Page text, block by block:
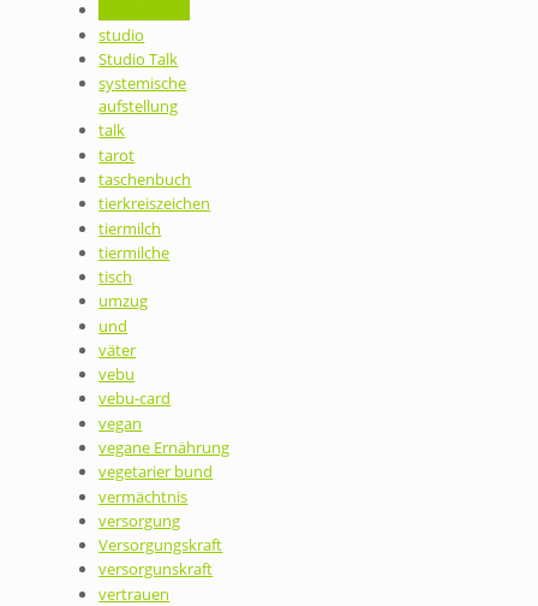
studio
Studio Talk
systemische
aufstellung
talk
tarot
taschenbuch
tierkreiszeichen
tiermilch
tiermilche
tisch
umzug
und
väter
vebu
vebu-card
vegan
vegane Ernährung
vegetarier bund
vermächtnis
versorgung
Versorgungskraft
versorgunskraft
vertrauen